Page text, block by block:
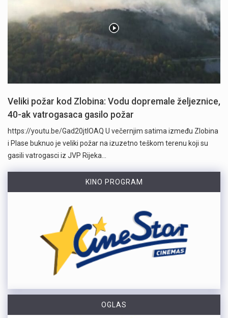
Veliki požar kod Zlobina: Vodu dopremale željeznice,
40-ak vatrogasaca gasilo požar
https://youtu.be/Gad20jtIOAQ U večernjim satima između Zlobina
i Plase buknuo je veliki požar na izuzetno teškom terenu koji su
gasili vatrogasci iz JVP Rijeka…
KINO PROGRAM
OGLAS